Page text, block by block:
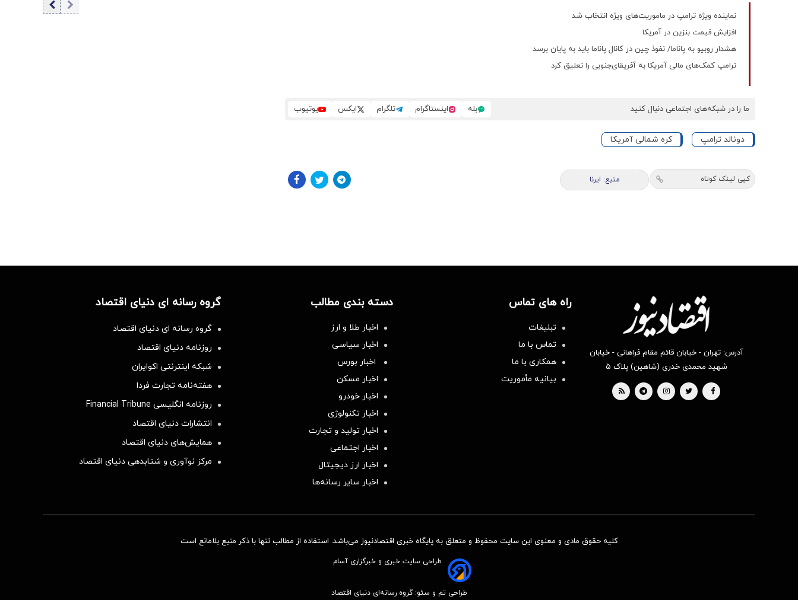
نماینده ویژه ترامپ در ماموریت‌های ویژه انتخاب شد
افزایش قیمت بنزین در آمریکا
هشدار روبیو به پاناما/ نفوذ چین در کانال پاناما باید به پایان برسد
ترامپ کمک‌های مالی آمریکا به آفریقای‌جنوبی را تعلیق کرد
ما را در شبکه‌های اجتماعی دنبال کنید بله اینستاگرام تلگرام ایکس یوتیوب
دونالد ترامپ کره شمالی آمریکا
کپی لینک کوتاه منبع: ایرنا
آدرس: تهران - خیابان قائم مقام فراهانی - خیابان
شهید محمدی خدری (شاهین) پلاک ۵
راه های تماس
تبلیغات
تماس با ما
همکاری با ما
بیانیه مأموریت
دسته بندی مطالب
اخبار طلا و ارز
اخبار سیاسی
اخبار بورس
اخبار مسکن
اخبار خودرو
اخبار تکنولوژی
اخبار تولید و تجارت
اخبار اجتماعی
اخبار ارز دیجیتال
اخبار سایر رسانه‌‌ها
گروه رسانه ای دنیای اقتصاد
گروه رسانه ای دنیای اقتصاد
روزنامه دنیای اقتصاد
شبکه اینترنتی اکوایران
هفته‌نامه تجارت فردا
روزنامه انگلیسی Financial Tribune
انتشارات دنیای اقتصاد
همایش‌های دنیای اقتصاد
مرکز نوآوری و شتابدهی دنیای اقتصاد
کلیه حقوق مادی و معنوی این سایت محفوظ و متعلق به پایگاه خبری اقتصادنیوز می‌باشد. استفاده از مطالب تنها با ذکر منبع بلامانع است
طراحی سایت خبری و خبرگزاری آسام
طراحی تم و سئو: گروه رسانه‌ای دنیای اقتصاد